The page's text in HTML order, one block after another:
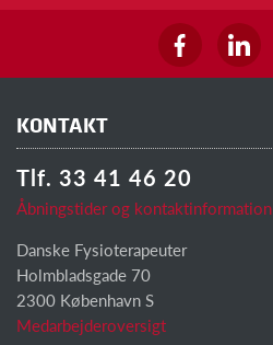
KONTAKT
Tlf. 33 41 46 20
Åbningstider og kontaktinformation
Danske Fysioterapeuter
Holmbladsgade 70
2300 København S
Medarbejderoversigt